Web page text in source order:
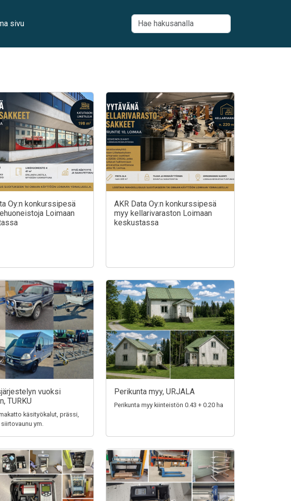
sivu
Oy:n konkurssipesä
Loimaan
AKR Data Oy:n konkurssipesä
myy kellarivaraston Loimaan
keskustassa
vuoksi
TURKU
käsityökalut, prässi,
ym.
Perikunta myy, URJALA
Perikunta myy kiinteistön 0.43 + 0.20 ha